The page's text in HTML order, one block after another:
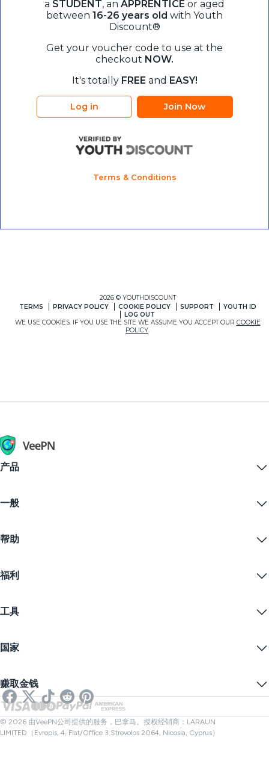
产品
VPN for macOS
iOS VPN
Firefox
免费VPN
一般
VPN下载
定价
学生优惠
博客
帮助
联系我们
隐私政策
Cookie偏好设置
福利
网络隐私
匿名IP
流媒体用VPN
Netflix VPN
工具
隐藏您的IP
在线短信
链接检查器
文件检查器
国家
英国VPN
加拿大VPN
土耳其VPN
赚取金钱
合作伙伴
© 2026 由VeePN公司提供的服务，巴拿马。授权经销商：LARAUN
LIMITED（Evropis, 4, Flat/Office 3 Strovolos 2064, Nicosia, Cyprus）